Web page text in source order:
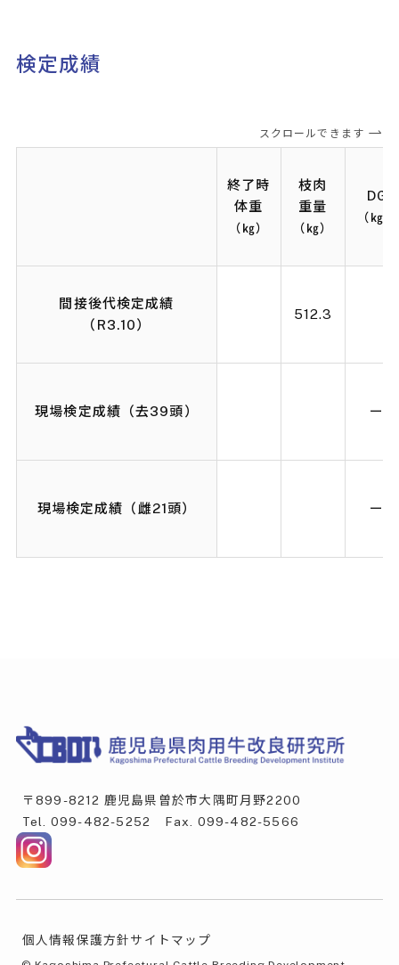
検定成績
スクロールできます
終了時
体重
（㎏）
枝肉
重量
（㎏）
DG
（㎏）
間接後代検定成績
（R3.10）
512.3
現場検定成績（去39頭） ー
現場検定成績（雌21頭） ー
〒899-8212 鹿児島県曽於市大隅町月野2200
Tel. 099-482-5252 Fax. 099-482-5566
個人情報保護方針サイトマップ